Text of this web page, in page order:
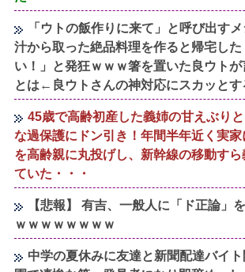
「ウトの飯作りに来て」と呼び出す
汁から取った絶品料理を作ると帰宅し
い！」と発狂ｗｗｗ箸を置いた良ウト
とは←良ウトさんの神対応にスカッとす
45歳で高齢初産した義姉の甘えぶり
な過保護にドン引き！年間半年近く実
を高齢親に丸投げし、新幹線の移動す
ていた・・・
【悲報】 有吉、一般人に「ド正論」
ｗｗｗｗｗｗｗｗ
中学の夏休みに友達と新聞配達バイ